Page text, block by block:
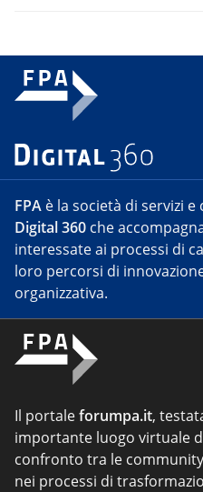
FPA è la società di servizi e
Digital 360 che
interessate ai processi di
loro percorsi di
organizzativa.
Il portaleforumpa.it,
importante luogo virtuale
confronto tra le
nei processi di